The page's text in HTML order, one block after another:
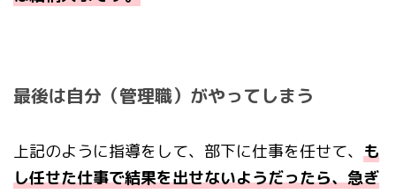
最後は自分（管理職）がやってしまう
上記のように指導をして、部下に仕事を任せて、 も
し任せた仕事で結果を出せないようだったら、急ぎ